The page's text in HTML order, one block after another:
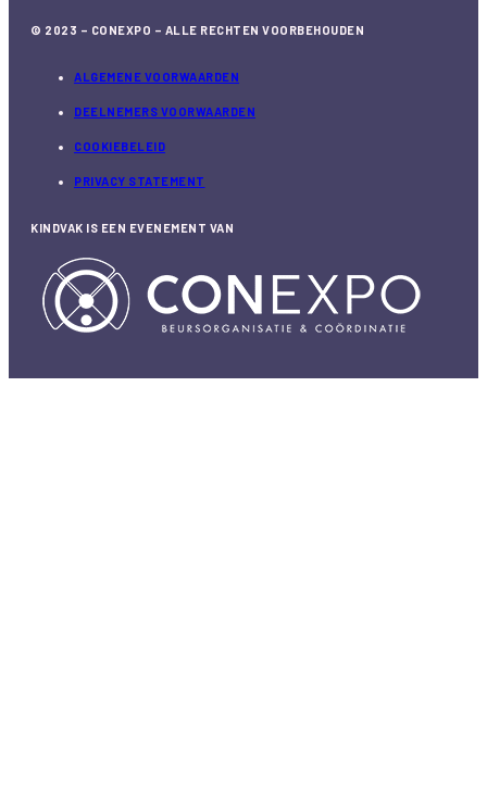
© 2023 – CONEXPO – ALLE RECHTEN VOORBEHOUDEN
ALGEMENE VOORWAARDEN
DEELNEMERS VOORWAARDEN
COOKIEBELEID
PRIVACY STATEMENT
KINDVAK IS EEN EVENEMENT VAN